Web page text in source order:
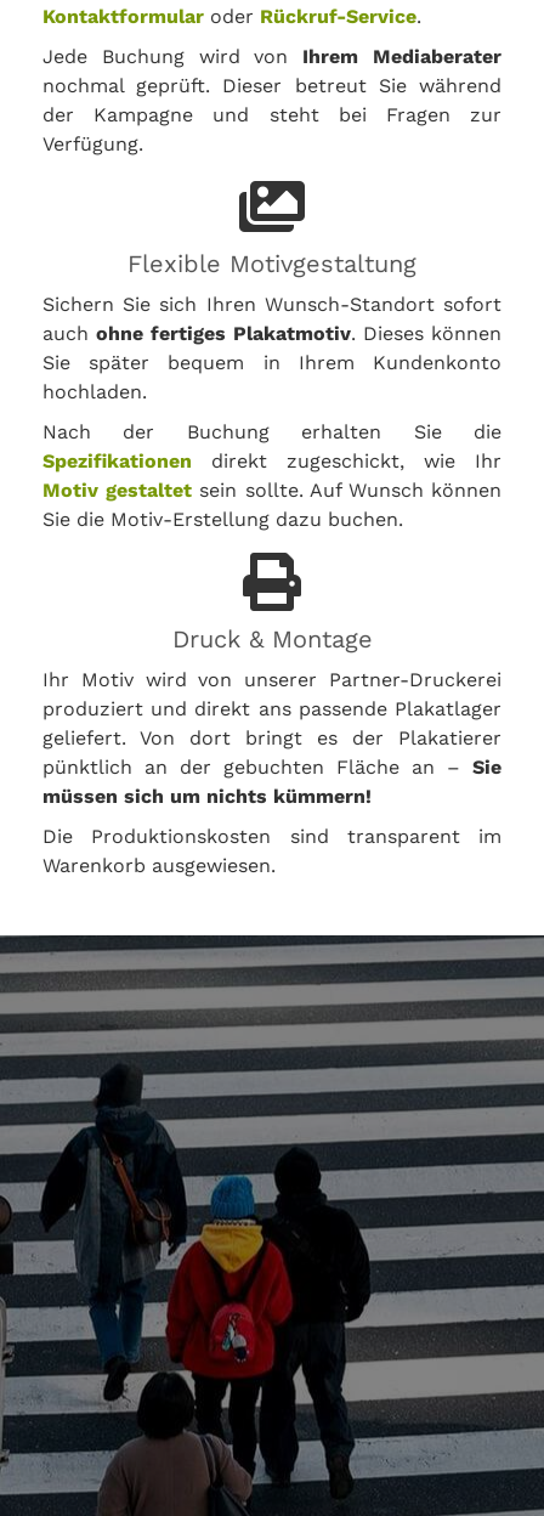
Kontaktformular oder Rückruf-Service.
Jede Buchung wird von Ihrem Mediaberater
nochmal geprüft. Dieser betreut Sie während
der Kampagne und steht bei Fragen zur
Verfügung.
Flexible Motivgestaltung
Sichern Sie sich Ihren Wunsch-Standort sofort
auch ohne fertiges Plakatmotiv. Dieses können
Sie später bequem in Ihrem Kundenkonto
hochladen.
Nach der Buchung erhalten Sie die
Spezifikationen direkt zugeschickt, wie Ihr
Motiv gestaltet sein sollte. Auf Wunsch können
Sie die Motiv-Erstellung dazu buchen.
Druck & Montage
Ihr Motiv wird von unserer Partner-Druckerei
produziert und direkt ans passende Plakatlager
geliefert. Von dort bringt es der Plakatierer
pünktlich an der gebuchten Fläche an – Sie
müssen sich um nichts kümmern!
Die Produktionskosten sind transparent im
Warenkorb ausgewiesen.